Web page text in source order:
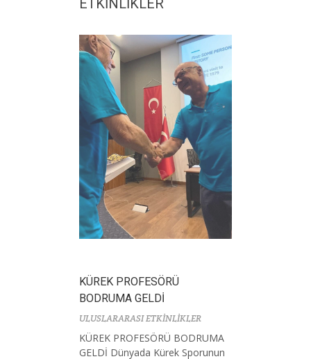
ETKİNLİKLER
KÜREK PROFESÖRÜ
BODRUMA GELDİ
ULUSLARARASI ETKİNLİKLER
KÜREK PROFESÖRÜ BODRUMA
GELDİ Dünyada Kürek Sporunun